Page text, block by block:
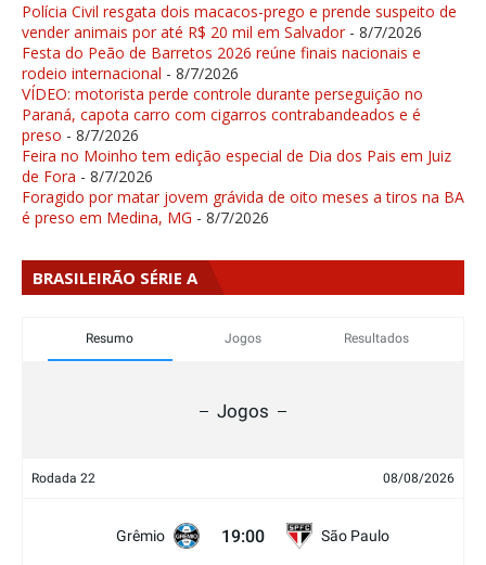
Polícia Civil resgata dois macacos-prego e prende suspeito de
vender animais por até R$ 20 mil em Salvador - 8/7/2026
Festa do Peão de Barretos 2026 reúne finais nacionais e
rodeio internacional - 8/7/2026
VÍDEO: motorista perde controle durante perseguição no
Paraná, capota carro com cigarros contrabandeados e é
preso - 8/7/2026
Feira no Moinho tem edição especial de Dia dos Pais em Juiz
de Fora - 8/7/2026
Foragido por matar jovem grávida de oito meses a tiros na BA
é preso em Medina, MG - 8/7/2026
BRASILEIRÃO SÉRIE A
Resumo Jogos Resultados
Jogos
Rodada 22 08/08/2026
Grêmio 19:00 São Paulo